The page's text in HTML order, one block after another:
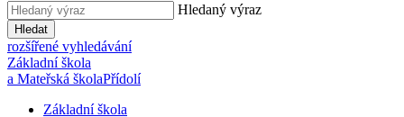
Hledaný výraz
Hledat
rozšířené vyhledávání
Základní škola
a Mateřská školaPřídolí
Základní škola